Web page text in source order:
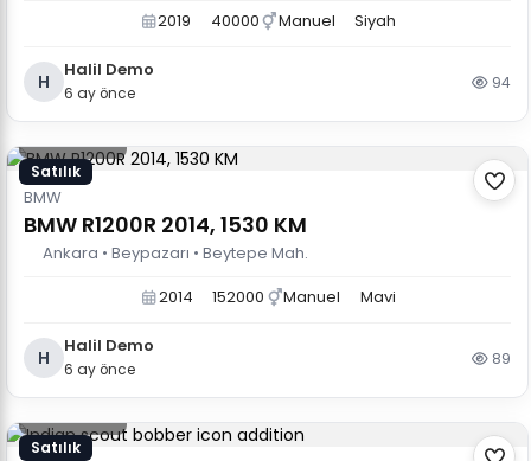
2019
40000 Manuel Siyah
H
Halil Demo
6 ay önce
94
Satılık
780.000 TL
BMW
BMW R1200R 2014, 1530 KM
Ankara • Beypazarı • Beytepe Mah.
2014
152000 Manuel Mavi
H
Halil Demo
6 ay önce
89
Satılık
850.000 TL